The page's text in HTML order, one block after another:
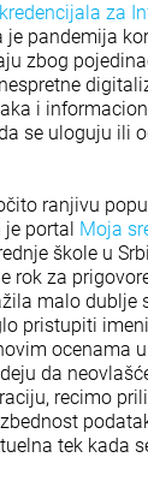
za
pandemija
zbog
i
se uloguju ili
ranjivu
je portal Moja
škole u
rok za
malo dublje
pristupiti
ocenama
da
recimo
tek kada